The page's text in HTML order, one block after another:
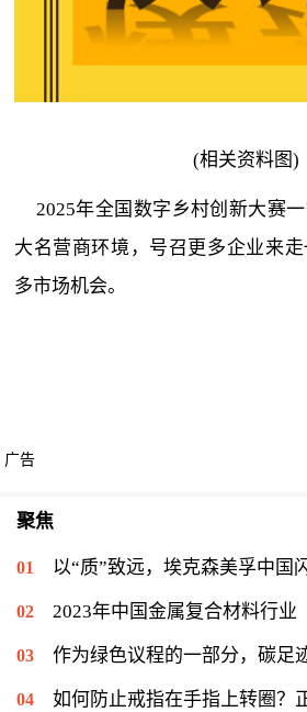
(相关资料图)
2025年全国数字乡村创新大赛
大名营商环境，号召更多企业来
多市场机会。
广告
聚焦
以“质”致远，埃克森美孚中国闪耀亮相2024上
2023年中国金属复合材料行业（苏州）年会 “产业链
作为绿色议程的一部分，碳足迹最小的
如何防止戒指在手指上转圈？正月打小麦除